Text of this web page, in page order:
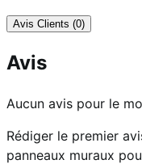
Avis Clients (0)
Avis
Aucun avis pour le
Rédiger le premier
panneaux muraux